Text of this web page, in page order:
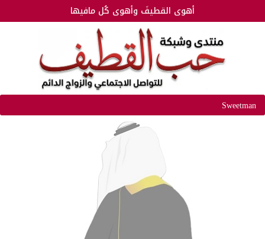
أهوى القطيفَ وأهوى كُل مافيها
Sweetman